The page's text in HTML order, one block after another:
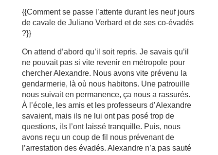
{{Comment se passe l’attente durant les neuf jours
de cavale de Juliano Verbard et de ses co-évadés
?}}
On attend d’abord qu’il soit repris. Je savais qu’il
ne pouvait pas si vite revenir en métropole pour
chercher Alexandre. Nous avons vite prévenu la
gendarmerie, là où nous habitons. Une patrouille
nous suivait en permanence, ça nous a rassurés.
À l’école, les amis et les professeurs d’Alexandre
savaient, mais ils ne lui ont pas posé trop de
questions, ils l’ont laissé tranquille. Puis, nous
avons reçu un coup de fil nous prévenant de
l’arrestation des évadés. Alexandre n’a pas sauté